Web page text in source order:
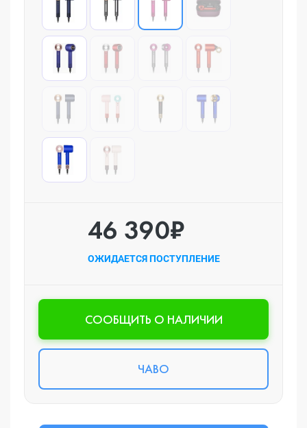
46 390₽
ОЖИДАЕТСЯ ПОСТУПЛЕНИЕ
CООБЩИТЬ О НАЛИЧИИ
ЧАВО